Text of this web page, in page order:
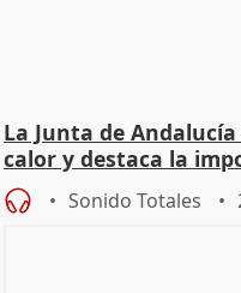
La Junta de
calor y destaca la
Sonido Totales